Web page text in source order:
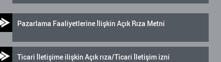
Pazarlama Faaliyetlerine İlişkin Açık Rıza Metni
Ticari İletişime ilişkin Açık rıza/Ticari İletişim izni